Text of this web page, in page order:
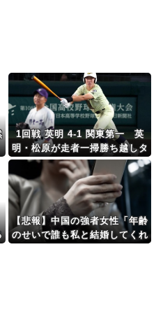
RSS
1回戦 英明 4-1 関東第一 英
明・松原が走者一掃勝ち越しタ
イムリー2塁打、冨岡1失点完
投
【悲報】中国の強者女性「年齢
のせいで誰も私と結婚してくれ